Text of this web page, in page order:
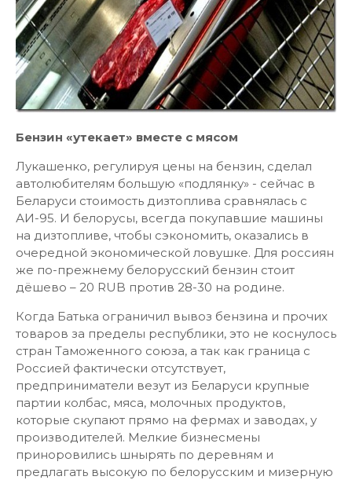
Бензин «утекает» вместе с мясом
Лукашенко, регулируя цены на бензин, сделал
автолюбителям большую «подлянку» - сейчас в
Беларуси стоимость дизтоплива сравнялась с
АИ-95. И белорусы, всегда покупавшие машины
на дизтопливе, чтобы сэкономить, оказались в
очередной экономической ловушке. Для россиян
же по-прежнему белорусский бензин стоит
дёшево – 20 RUB против 28-30 на родине.
Когда Батька ограничил вывоз бензина и прочих
товаров за пределы республики, это не коснулось
стран Таможенного союза, а так как граница с
Россией фактически отсутствует,
предприниматели везут из Беларуси крупные
партии колбас, мяса, молочных продуктов,
которые скупают прямо на фермах и заводах, у
производителей. Мелкие бизнесмены
приноровились шнырять по деревням и
предлагать высокую по белорусским и мизерную